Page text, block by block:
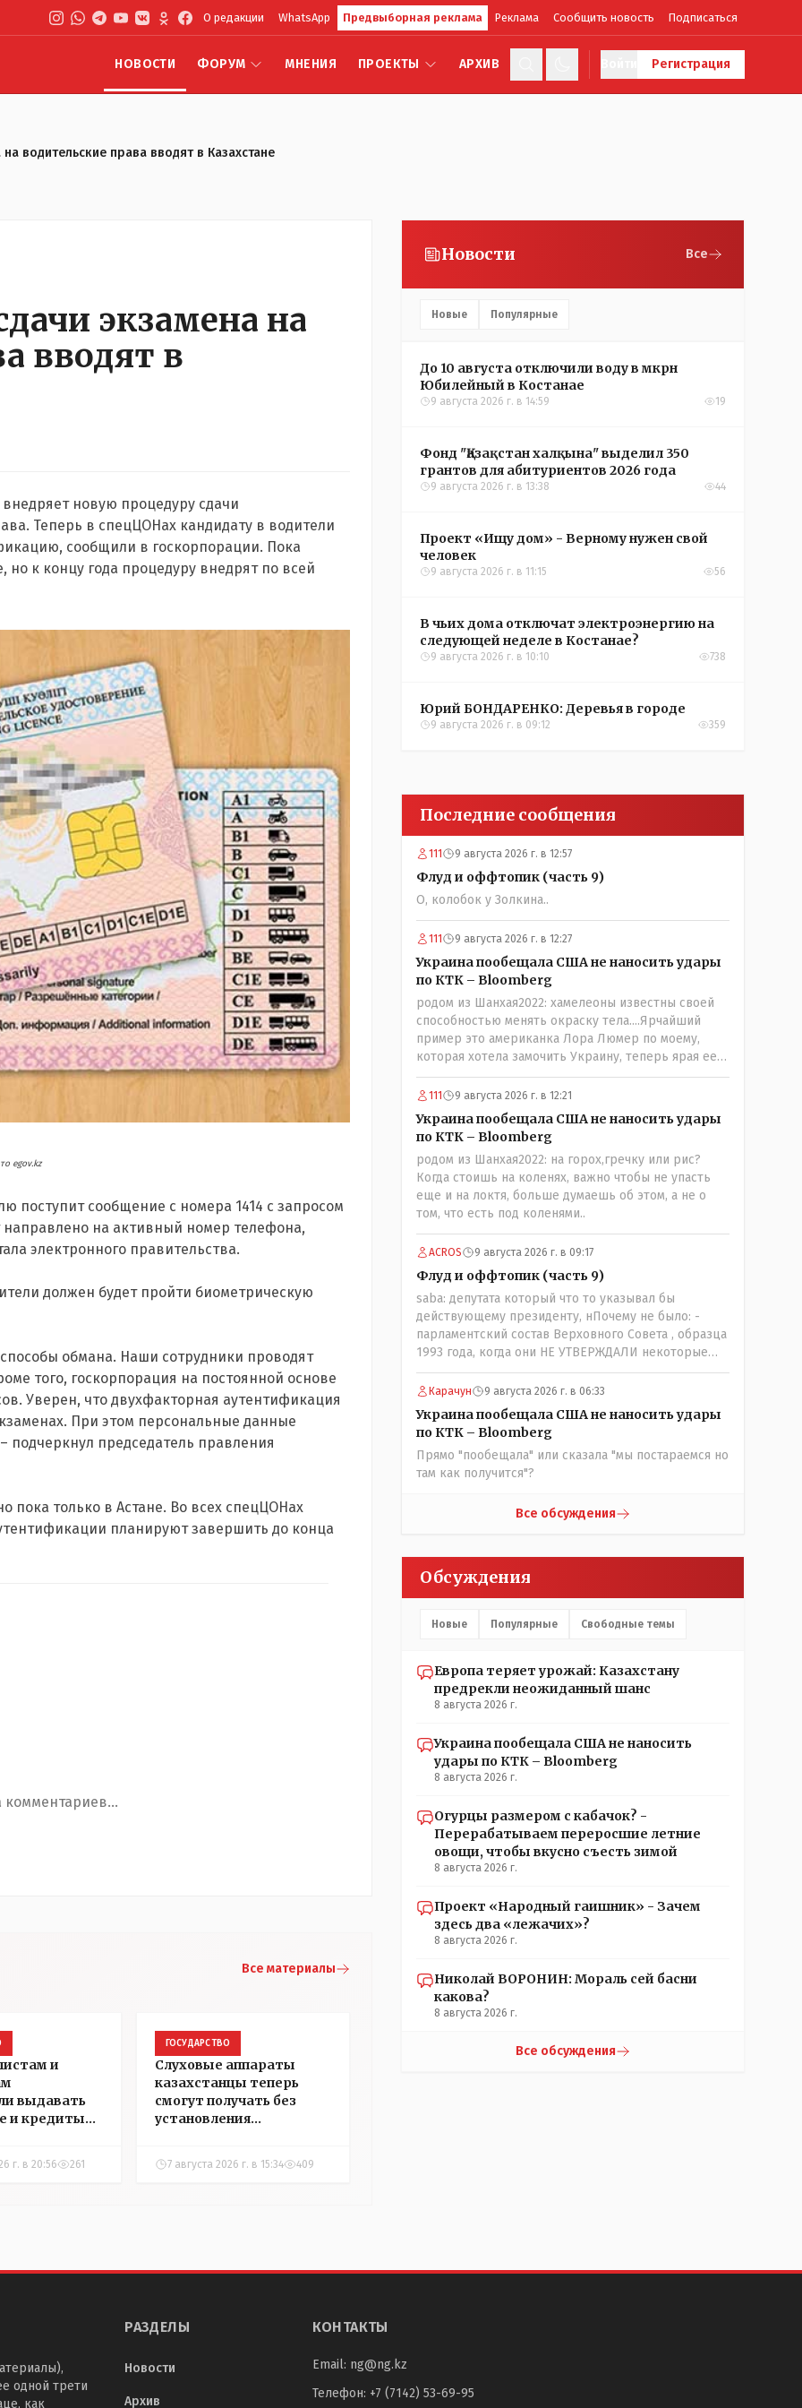
О редакции WhatsApp Предвыборная реклама Реклама Сообщить новость Подписаться
НОВОСТИ ФОРУМ МНЕНИЯ ПРОЕКТЫ АРХИВ Регистрация
водительские права вводят в Казахстане
экзамена на
вводят в
новую процедуру сдачи
Теперь в спецЦОНах кандидату в водители
сообщили в госкорпорации. Пока
но к концу года процедуру внедрят по всей
egov.kz
поступит сообщение с номера 1414 с запросом
на активный номер телефона,
электронного правительства.
должен будет пройти биометрическую
обмана. Наши сотрудники проводят
того, госкорпорация на постоянной основе
Уверен, что двухфакторная аутентификация
При этом персональные данные
подчеркнул председатель правления
пока только в Астане. Во всех спецЦОНах
планируют завершить до конца
комментариев...
Все материалы
и
выдавать
и кредиты
г. в 20:56 261
ГОСУДАРСТВО
Слуховые аппараты
казахстанцы теперь
смогут получать без
установления
7 августа 2026 г. в 15:34 409
Новости Все
Новые Популярные
До 10 августа отключили воду в мкрн
Юбилейный в Костанае
9 августа 2026 г. в 14:59 19
Фонд "Қазақстан халқына" выделил 350
грантов для абитуриентов 2026 года
9 августа 2026 г. в 13:38 44
Проект «Ищу дом» - Верному нужен свой
человек
9 августа 2026 г. в 11:15 56
В чьих дома отключат электроэнергию на
следующей неделе в Костанае?
9 августа 2026 г. в 10:10 738
Юрий БОНДАРЕНКО: Деревья в городе
9 августа 2026 г. в 09:12 359
Последние сообщения
111 9 августа 2026 г. в 12:57
Флуд и оффтопик (часть 9)
О, колобок у Золкина..
111 9 августа 2026 г. в 12:27
Украина пообещала США не наносить удары
по КТК – Bloomberg
родом из Шанхая2022: хамелеоны известны своей
способностью менять окраску тела....Ярчайший
пример это американка Лора Люмер по моему,
которая хотела замочить Украину, теперь ярая ее
сторонница, близкая к Трампу. Ну и западные
страны тем более, которые предоставляли
Зеленскому убежище, чтоб он бежал и которые
развернулись потом на 180 или 360 градусов,
посмотрев на того, как он не сдался, но ты же там
сам живешь и многое знаешь о тех, на кого
работаешь.. Это просто прагматизм и ничего
личного. Победим мы, они встанут под нас и
наоборот и все это понимают..
111 9 августа 2026 г. в 12:21
Украина пообещала США не наносить удары
по КТК – Bloomberg
родом из Шанхая2022: на горох,гречку или рис?
Когда стоишь на коленях, важно чтобы не упасть
еще и на локтя, больше думаешь об этом, а не о
том, что есть под коленями..
ACROS 9 августа 2026 г. в 09:17
Флуд и оффтопик (часть 9)
saba: депутата который что то указывал бы
действующему президенту, нПочему не было: -
парламентский состав Верховного Совета , образца
1993 года, когда они НЕ УТВЕРЖДАЛИ некоторые
Указы Назарбаева, особенно в части выборов и
перевыборов и некоторых вопросах внутренней
политики, и тогда Назарбай волевым Указом
РАСПУСТИЛ этот бунтарский состав. Имя -
Серикболсын Абдильдин вам знакомо - юывший
секретарь ЦК КП Казахстана , впоследствии -
депутат Верховного Совета и Мажлиса и
после и причём НЕОДНОКРАТНО, указывал и
Президента.
Карачун 9 августа 2026 г. в 06:33
Украина пообещала США не наносить удары
по КТК – Bloomberg
Прямо "пообещала" или сказала "мы постараемся но
там как получится"?
Все обсуждения
Обсуждения
Новые Популярные Свободные темы
Европа теряет урожай: Казахстану
предрекли неожиданный шанс
8 августа 2026 г.
Украина пообещала США не наносить
удары по КТК – Bloomberg
8 августа 2026 г.
Огурцы размером с кабачок? -
Перерабатываем переросшие летние
овощи, чтобы вкусно съесть зимой
8 августа 2026 г.
Проект «Народный гаишник» - Зачем
здесь два «лежачих»?
8 августа 2026 г.
Николай ВОРОНИН: Мораль сей басни
какова?
8 августа 2026 г.
Все обсуждения
одной трети
как
РАЗДЕЛЫ
Новости
Архив
КОНТАКТЫ
Email: ng@ng.kz
Телефон: +7 (7142) 53-69-95